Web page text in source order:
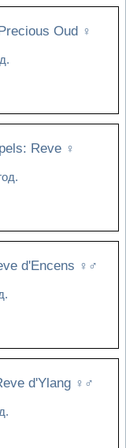
Oud ♀
Reve ♀
d'Encens ♀♂
d'Ylang ♀♂